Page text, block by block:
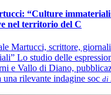
“Culture
nel territorio del C
Martucci, scrittore,
Lo studio delle
e Vallo di Diano,
una rilevante indagine soc di